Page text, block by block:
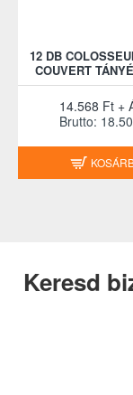
12 DB
COUVERT
14.568 Ft +
Brutto:
Keresd